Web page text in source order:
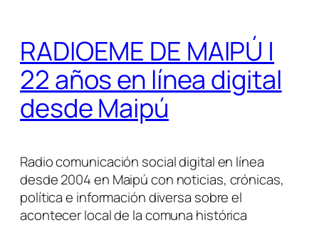
contenido
RADIOEME DE MAIPÚ |
22 años en línea digital
desde Maipú
Radio comunicación social digital en línea
desde 2004 en Maipú con noticias, crónicas,
política e información diversa sobre el
acontecer local de la comuna histórica